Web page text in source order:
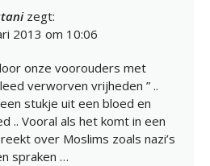
zegt:
2013 om 10:06
onze voorouders met
verworven vrijheden ” ..
stukje uit een bloed en
.. Vooral als het komt in een
over Moslims zoals nazi’s
spraken …